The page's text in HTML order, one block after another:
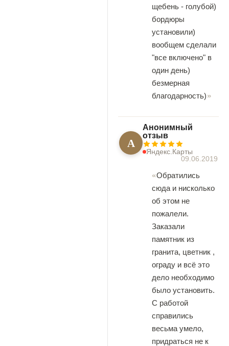
щебень - голубой)
бордюры
установили)
вообщем сделали
"все включено" в
один день)
безмерная
благодарность)
А
Анонимный
отзыв
Яндекс.Карты
09.06.2019
Обратились
сюда и нисколько
об этом не
пожалели.
Заказали
памятник из
гранита, цветник ,
ограду и всё это
дело необходимо
было установить.
С работой
справились
весьма умело,
придраться не к